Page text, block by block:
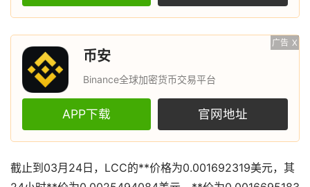
广告 X
币安
Binance全球加密货币交易平台
APP下载 官网地址
截止到03月24日，LCC的**价格为0.001692319美元，其